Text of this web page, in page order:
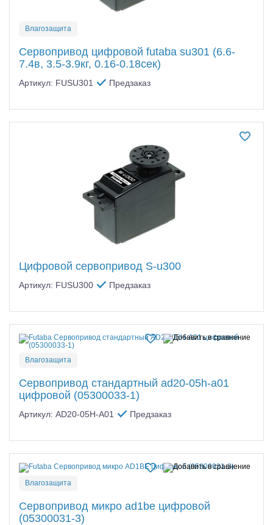
Влагозащита
Сервопривод цифровой futaba su301 (6.6-
7.4в, 3.5-3.9кг, 0.16-0.18сек)
Артикул: FUSU301 Предзаказ
Цифровой сервопривод S-u300
Артикул: FUSU300 Предзаказ
Влагозащита
Сервопривод стандартный ad20-05h-a01
цифровой (05300033-1)
Артикул: AD20-05H-A01 Предзаказ
Влагозащита
Сервопривод микро ad1be цифровой
(05300031-3)